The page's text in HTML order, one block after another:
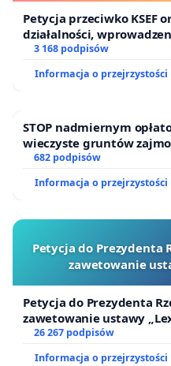
zasad wejścia do
blokowania drzwi,
nieuprawnionego
ewakuacyjnych.
działaniach w
Nie oczekujemy działań
skutecznych rozwiązań.
zapewnienie
prosimy o pilne
profesjonalnego
budynków.
Z poważaniem,
Petycja przeciwko KSEF
działalności,
finansowej kluczowych
3 168 podpisów
Informacja o przejrzystości
STOP nadmiernym
wieczyste gruntów
ogrody działkowe.
682 podpisów
Informacja o przejrzystości
Petycja do Prezydenta
zawetowanie
Petycja do Prezydenta
zawetowanie ustawy
26 267 podpisów
Informacja o przejrzystości